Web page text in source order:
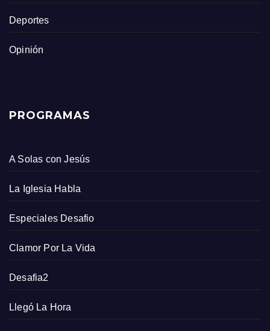
Deportes
Opinión
PROGRAMAS
A Solas con Jesús
La Iglesia Habla
Especiales Desafio
Clamor Por La Vida
Desafia2
Llegó La Hora